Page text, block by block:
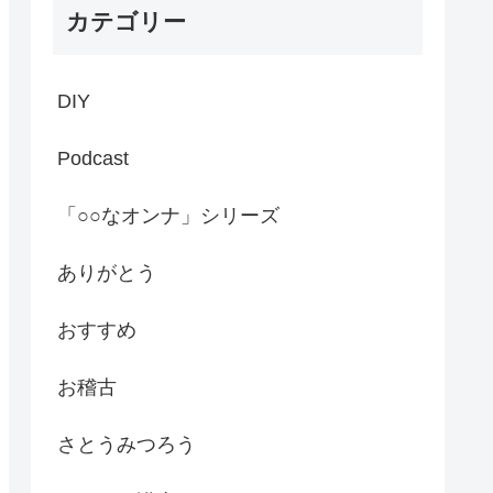
カテゴリー
DIY
Podcast
「○○なオンナ」シリーズ
ありがとう
おすすめ
お稽古
さとうみつろう